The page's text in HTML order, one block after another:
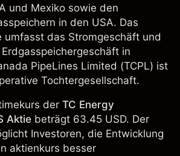
und Mexiko sowie den
in den USA. Das
umfasst das Stromgeschäft und
in
PipeLines Limited (TCPL) ist
Tochtergesellschaft.
der TC Energy
Aktie beträgt 63.45 USD. Der
Investoren, die Entwicklung
aktienkurs besser